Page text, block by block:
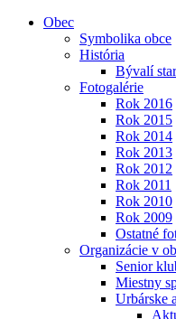
Obec
Symbolika obce
História
Bývalí
Fotogalérie
Rok 2016
Rok 2015
Rok 2014
Rok 2013
Rok 2012
Rok 2011
Rok 2010
Rok 2009
Ostatné
Organizácie v
Senior
Miestny
Urbárske